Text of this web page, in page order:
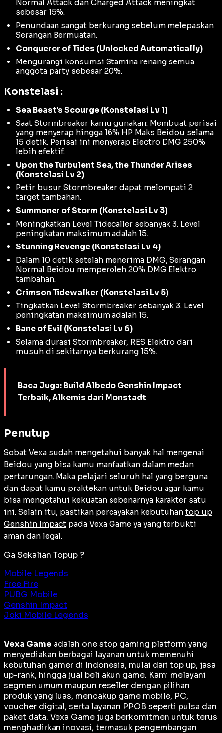
Normal Attack dan Charged Attack meningkat
sebesar 15%.
Penundaan sangat berkurang sebelum melepaskan
Serangan Bermuatan.
Conqueror of Tides (Unlocked Automatically)
Mengurangi konsumsi Stamina renang semua
anggota party sebesar 20%.
Konstelasi :
Sea Beast's Scourge (Konstelasi Lv 1)
Saat Stormbreaker kamu gunakan: Membuat perisai
yang menyerap hingga 16% HP Maks Beidou selama
15 detik. Perisai ini menyerap Electro DMG 250%
lebih efektif.
Upon the Turbulent Sea, the Thunder Arises
(Konstelasi Lv 2)
Petir busur Stormbreaker dapat melompati 2
target tambahan.
Summoner of Storm (Konstelasi Lv 3)
Meningkatkan Level Tidecaller sebanyak 3. Level
peningkatan maksimum adalah 15.
Stunning Revenge (Konstelasi Lv 4)
Dalam 10 detik setelah menerima DMG, Serangan
Normal Beidou memperoleh 20% DMG Elektro
tambahan.
Crimson Tidewalker (Konstelasi Lv 5)
Tingkatkan Level Stormbreaker sebanyak 3. Level
peningkatan maksimum adalah 15.
Bane of Evil (Konstelasi Lv 6)
Selama durasi Stormbreaker, RES Elektro dari
musuh di sekitarnya berkurang 15%.
Baca Juga: Build Albedo Genshin Impact
Terbaik, Alkemis dari Monstadt
Penutup
Sobat Vexa sudah mengetahui banyak hal mengenai
Beidou yang bisa kamu manfaatkan dalam medan
pertarungan. Maka pelajari seluruh hal yang berguna
dan dapat kamu praktekan untuk Beidou agar kamu
bisa mengetahui kekuatan sebenarnya karakter satu
ini. Selain itu, pastikan percayakan kebutuhan top up
Genshin Impact pada Vexa Game ya yang terbukti
aman dan legal.
Ga Sekalian Topup ?
Mobile Legends
Free Fire
PUBG Mobile
Genshin Impact
Joki Mobile Legends
Vexa Game adalah one stop gaming platform yang
menyediakan berbagai layanan untuk memenuhi
kebutuhan gamer di Indonesia, mulai dari top up, jasa
up-rank, hingga jual beli akun game. Kami melayani
segmen umum maupun reseller dengan pilihan
produk yang luas, mencakup game mobile, PC,
voucher digital, serta layanan PPOB seperti pulsa dan
paket data. Vexa Game juga berkomitmen untuk terus
menghadirkan inovasi, termasuk pengembangan